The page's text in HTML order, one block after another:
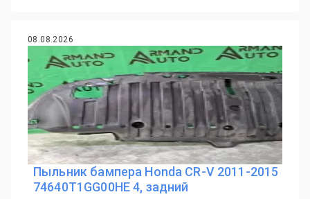
08.08.2026
Пыльник бампера Honda CR-V 2011-2015
74640T1GG00HE 4, задний